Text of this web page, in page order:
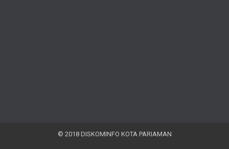
© 2018 DISKOMINFO KOTA PARIAMAN